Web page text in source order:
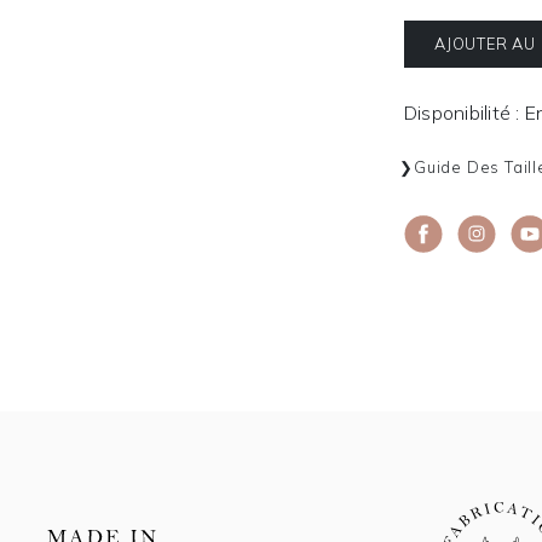
AJOUTER AU
Disponibilité :
Guide Des